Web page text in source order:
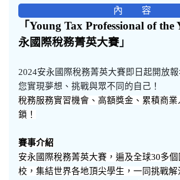
內 容
「Young Tax Professional of the
永國際稅務菁英大賽 」
2024安永國際稅務菁英大賽即日起開放
您實現夢想、挑戰與眾不同的自己！
稅務服務實習機會、高額獎金、累積商
鎖！
賽事介紹
安永國際稅務菁英大賽，遍及全球30多個
校，集結世界各地頂尖學生，一同挑戰解